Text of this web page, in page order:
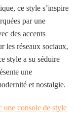
ce style s’inspire
par une
des accents
les réseaux sociaux,
style a su séduire
une
et nostalgie.
une console de style